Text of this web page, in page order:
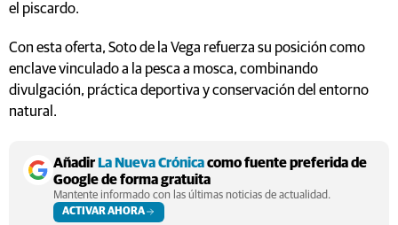
el piscardo.
Con esta oferta, Soto de la Vega refuerza su posición como
enclave vinculado a la pesca a mosca, combinando
divulgación, práctica deportiva y conservación del entorno
natural.
AñadirLa Nueva Crónicacomo fuente preferida de
Google de forma gratuita
Mantente informado con las últimas noticias de actualidad.
ACTIVAR AHORA